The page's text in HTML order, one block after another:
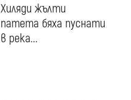
Хиляди жълти
патета бяха пуснати
в река...